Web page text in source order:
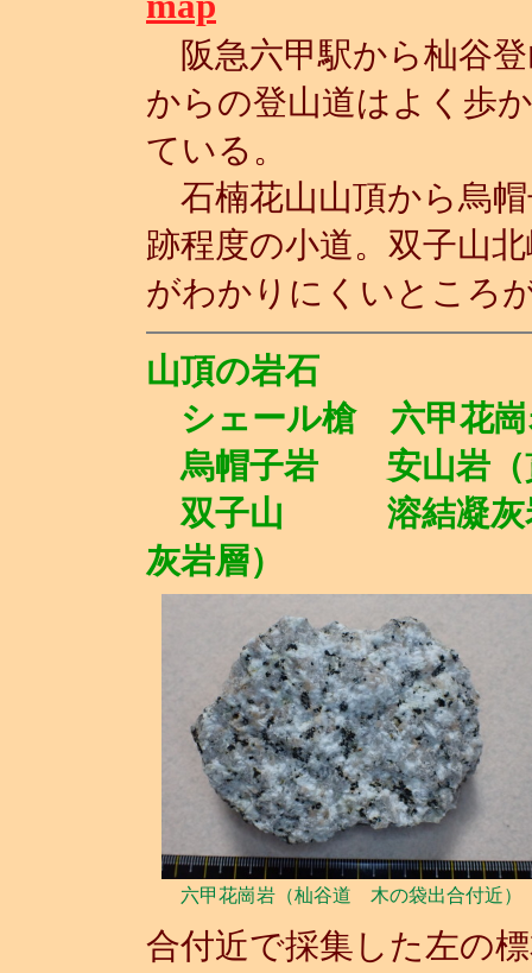
阪急六甲駅から杣谷
からの登山道はよく歩
ている。
石楠花山山頂から烏
跡程度の小道。双子山
がわかりにくいところ
山頂の岩石
シェール槍 六甲花
烏帽子岩 安山岩（
双子山 溶結凝灰岩
灰岩層）
六甲花崗岩（杣谷道 木の袋出合付近）
合付近で採集した左の